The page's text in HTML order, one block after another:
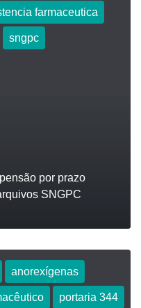
farmaceutica
sngpc
por prazo
SNGPC
anorexígenas
portaria 344